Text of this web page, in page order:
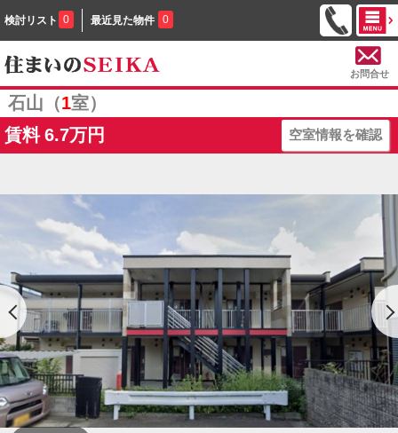
検討リスト 0 最近見た物件 0
お問合せ
石山（1室）
賃料 6.7万円 空室情報を確認